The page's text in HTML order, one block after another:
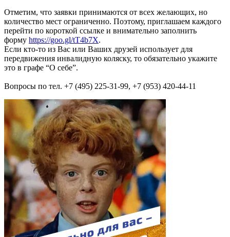
Отметим, что заявки принимаются от всех желающих, но
количество мест ограниченно. Поэтому, приглашаем каждого
перейти по короткой ссылке и внимательно заполнить
форму https://goo.gl/tT4b7X.
Если кто-то из Вас или Ваших друзей использует для
передвижения инвалидную коляску, то обязательно укажите
это в графе “О себе”.
Вопросы по тел. +7 (495) 225-31-99, +7 (953) 420-44-11